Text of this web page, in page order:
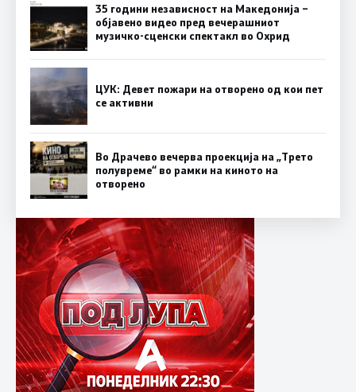
35 години независност на Македонија –
објавено видео пред вечерашниот
музичко-сценски спектакл во Охрид
ЦУК: Девет пожари на отворено од кои пет
се активни
Во Драчево вечерва проекција на „Трето
полувреме“ во рамки на киното на
отворено